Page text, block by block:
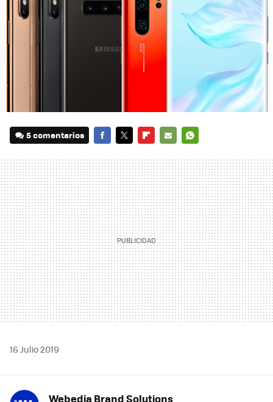
5 comentarios
MAIL
16 Julio 2019
Webedia Brand Solutions